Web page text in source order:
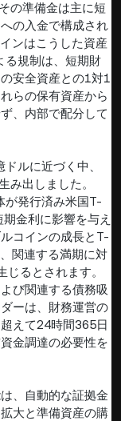
の準備金は主に短
の入金で構成され
ンはこうした資産
る規制は、短期財
安全資産との1対1
らの保有資産から
、内部で配分して
ルに近づく中、
み出しました。
が発行済み米国T-
金利に影響を与え
コインの成長とT-
関連する満期に対
るとされます。
び関連する債務吸
ーは、財務運営の
えて24時間365日
金調達の必要性を
、自動的な証拠金
大と準備資産の購